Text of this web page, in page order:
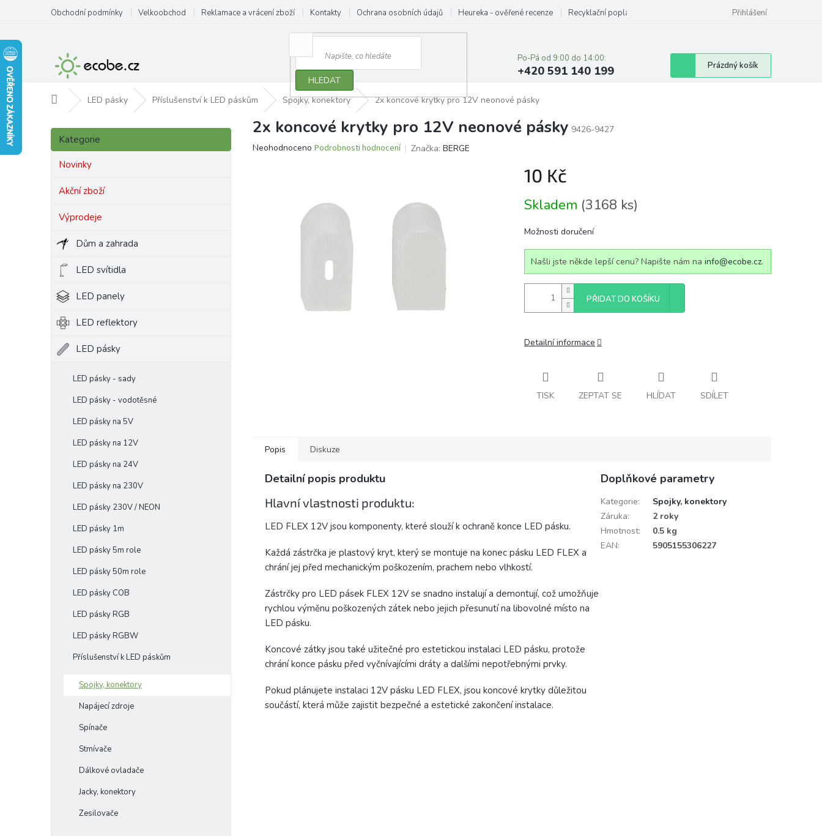
obsah
Obchodní podmínky Velkoobchod Reklamace a vrácení zboží Kontakty Ochrana osobních údajů Heureka - ověřené recenze Recyklační poplatky Přihlášení
HLEDAT
Po-Pá od 9:00 do 14:00:
+420 591 140 199
Nákupní
košík
Prázdný košík
Domů LED pásky Příslušenství k LED páskům Spojky, konektory 2x koncové krytky pro 12V neonové pásky
P
s
p
Přeskočit
kategorie
Kategorie
Novinky
Akční zboží
Výprodeje
Dům a zahrada
LED svítidla
LED panely
LED reflektory
LED pásky
LED pásky - sady
LED pásky - vodotěsné
LED pásky na 5V
LED pásky na 12V
LED pásky na 24V
LED pásky na 230V
LED pásky 230V / NEON
LED pásky 1m
LED pásky 5m role
LED pásky 50m role
LED pásky COB
LED pásky RGB
LED pásky RGBW
Příslušenství k LED páskům
Spojky, konektory
Napájecí zdroje
Spínače
Stmívače
Dálkové ovladače
Jacky, konektory
Zesilovače
2x koncové krytky pro 12V neonové pásky 9426-9427
Průměrné
Neohodnoceno Podrobnosti hodnocení Značka: BERGE
10 Kč
cena:
Skladem (3168 ks)
Možnosti doručení
Našli jste někde lepší cenu? Napište nám na info@ecobe.cz.
PŘIDAT DO KOŠÍKU
Detailní informace
TISK ZEPTAT SE HLÍDAT SDÍLET
Popis Diskuze
Detailní popis produktu
Hlavní vlastnosti produktu:
LED FLEX 12V jsou komponenty, které slouží k ochraně konce LED pásku.
Každá zástrčka je plastový kryt, který se montuje na konec pásku LED FLEX a
chrání jej před mechanickým poškozením, prachem nebo vlhkostí.
Zástrčky pro LED pásek FLEX 12V se snadno instalují a demontují, což umožňuje
rychlou výměnu poškozených zátek nebo jejich přesunutí na libovolné místo na
LED pásku.
Koncové zátky jsou také užitečné pro estetickou instalaci LED pásku, protože
chrání konce pásku před vyčnívajícími dráty a dalšími nepotřebnými prvky.
Pokud plánujete instalaci 12V pásku LED FLEX, jsou koncové krytky důležitou
součástí, která může zajistit bezpečné a estetické zakončení instalace.
Doplňkové parametry
Kategorie:
Spojky, konektory
Záruka:
2 roky
Hmotnost:
0.5 kg
EAN: 5905155306227